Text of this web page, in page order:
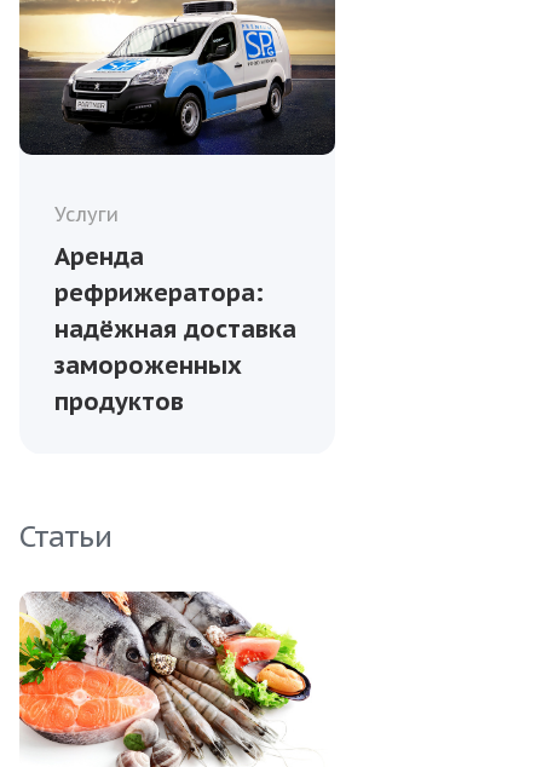
Услуги
Аренда
рефрижератора:
надёжная доставка
замороженных
продуктов
Статьи